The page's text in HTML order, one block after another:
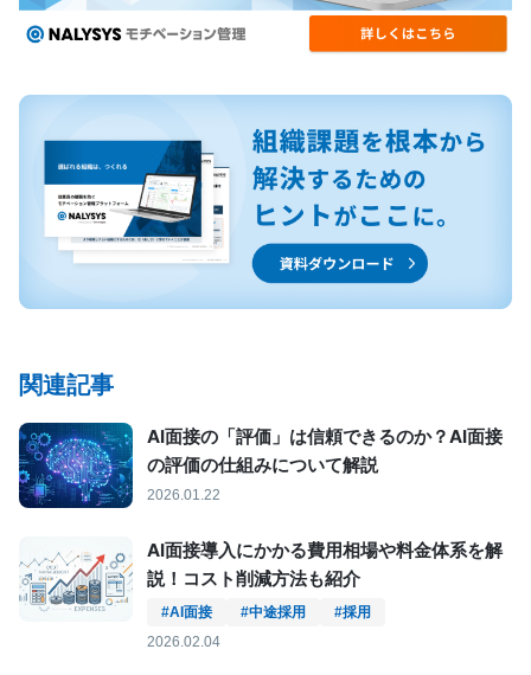
関連記事
AI面接の「評価」は信頼できるのか？AI面接
の評価の仕組みについて解説
2026.01.22
AI面接導入にかかる費用相場や料金体系を解
説！コスト削減方法も紹介
#AI面接 #中途採用
#採用
2026.02.04